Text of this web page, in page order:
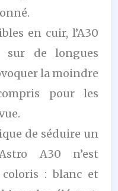
en cuir, l’A30
sur de longues
la moindre
pour les
de séduire un
A30 n’est
coloris : blanc et